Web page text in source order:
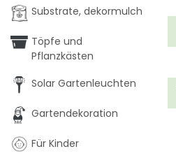
Substrate, dekormulch
Töpfe und
Pflanzkästen
Solar Gartenleuchten
Gartendekoration
Für Kinder